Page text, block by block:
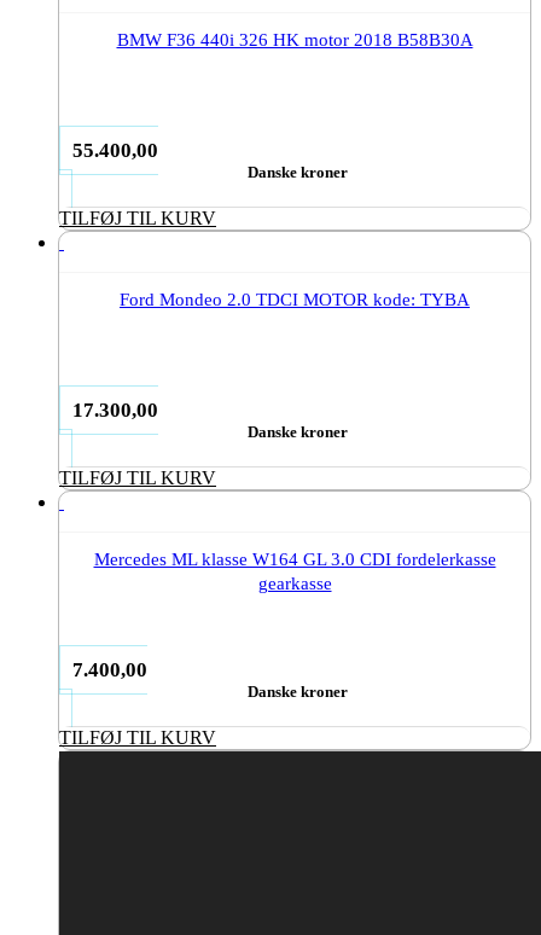
BMW F36 440i 326 HK motor 2018 B58B30A
55.400,00
Danske kroner
TILFØJ TIL KURV
Ford Mondeo 2.0 TDCI MOTOR kode: TYBA
17.300,00
Danske kroner
TILFØJ TIL KURV
Mercedes ML klasse W164 GL 3.0 CDI fordelerkasse
gearkasse
7.400,00
Danske kroner
TILFØJ TIL KURV